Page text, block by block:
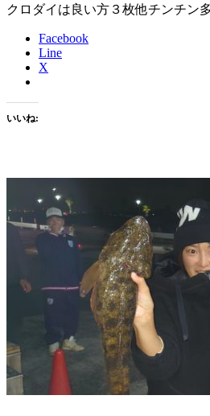
クロダイは良い方３枚他チンチン
Facebook
Line
X
いいね: